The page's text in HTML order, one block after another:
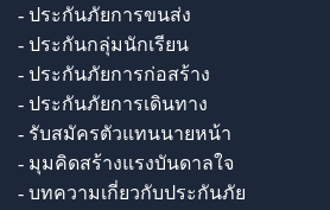
- ประกันภัยการขนส่ง
- ประกันกลุ่มนักเรียน
- ประกันภัยการก่อสร้าง
- ประกันภัยการเดินทาง
- รับสมัครตัวแทนนายหน้า
- มุมคิดสร้างแรงบันดาลใจ
- บทความเกี่ยวกับประกันภัย